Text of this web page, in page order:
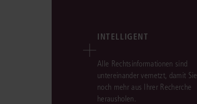
INTELLIGENT
Alle Rechtsinformationen sind
untereinander vernetzt, damit Sie
noch mehr aus Ihrer Recherche
herausholen.